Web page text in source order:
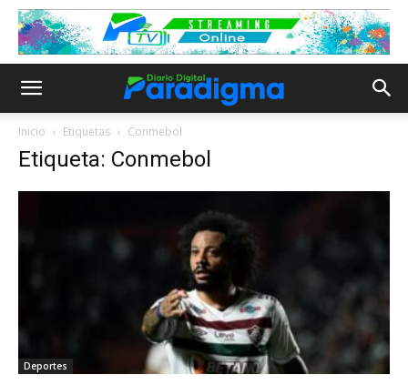
Inicio Etiquetas Conmebol
Etiqueta: Conmebol
Deportes